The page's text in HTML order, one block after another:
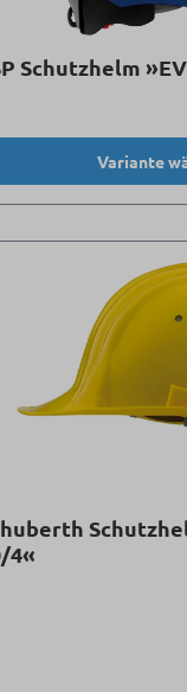
Schutzhelm
Variante
4«